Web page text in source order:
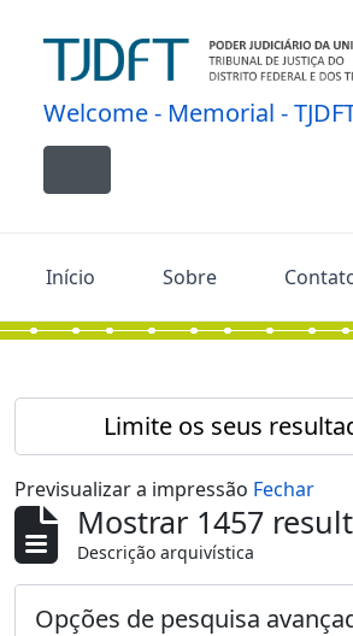
Welcome - Memorial -
Toggle navigation
Início Sobre
Limite os seus
Previsualizar a impressão Fechar
Mostrar 1457
Descrição arquivística
Opções de pesquisa